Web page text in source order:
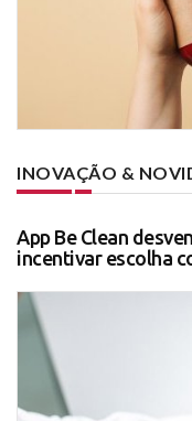
INOVAÇÃO &
App Be Clean
incentivar escolha